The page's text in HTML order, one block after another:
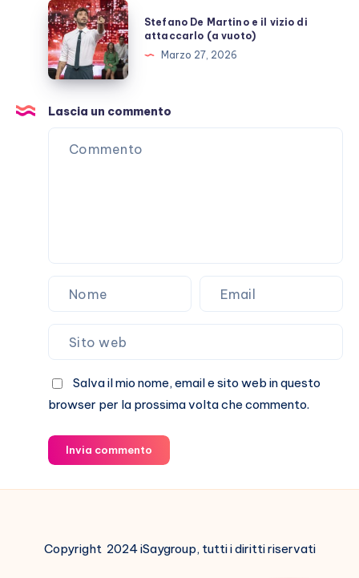
Stefano
De
Martino
e
vizio
di
attaccarlo
Stefano De Martino e il vizio di
attaccarlo (a vuoto)
Marzo 27, 2026
Lascia un commento
Salva il mio nome, email e sito web in questo
browser per la prossima volta che commento.
Invia commento
Copyright 2024 iSaygroup, tutti i diritti riservati